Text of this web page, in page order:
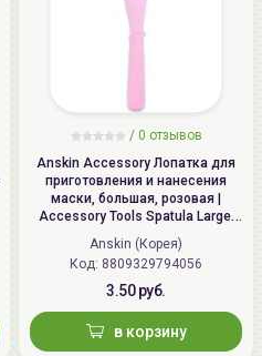
/ 0 отзывов
Anskin Accessory Лопатка для
приготовления и нанесения
маски, большая, розовая |
Accessory Tools Spatula Large,
Pink
Anskin (Корея)
Код: 8809329794056
3.50 руб.
в корзину